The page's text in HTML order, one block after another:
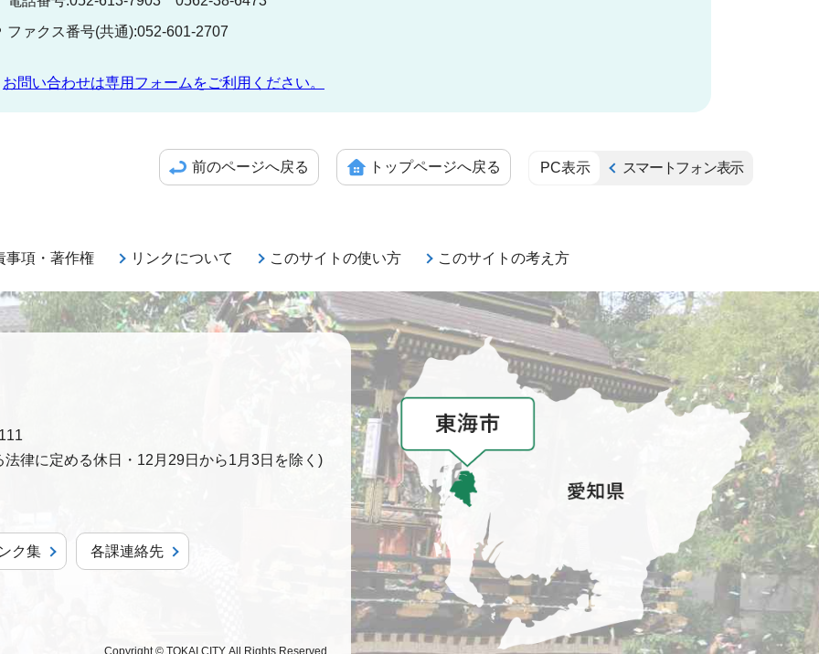
ファクス番号(共通):052-601-2707
お問い合わせは専用フォームをご利用ください。
前のページへ戻る トップページへ戻る PC表示 スマートフォン表示
事項・著作権 リンクについて このサイトの使い方 このサイトの考え方
律に定める休日・12月29日から1月3日を除く)
ク集 各課連絡先
Copyright © TOKAI CITY. All Rights Reserved.